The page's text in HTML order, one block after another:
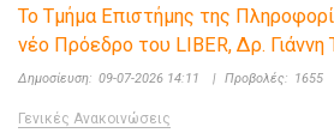
Το Τμήμα Επιστήμης της
νέο Πρόεδρο του LIBER, Δρ.
Δημοσίευση: 09-07-2026 14:11 | Προβολές: 1655
Γενικές Ανακοινώσεις